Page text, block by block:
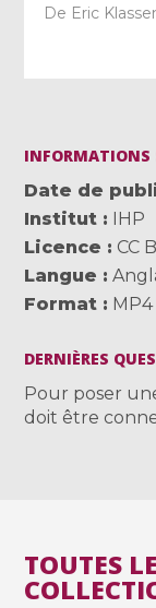
De Eric
INFORMATIONS
Date de
Institut
IHP
Licence
CC
Langue
Format
MP4
DERNIÈRES
Pour poser
doit être
TOUTES